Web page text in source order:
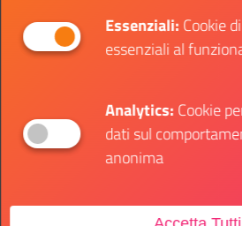
DNA.
SOTTO CATEGORIE:
Essenziali:Cookie
essenziali al
Analytics:Cookie
dati sul
anonima